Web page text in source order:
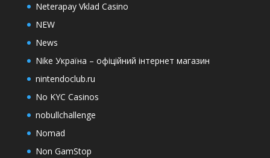
Neterapay Vklad Casino
NEW
News
Nike Україна – офіційний інтернет магазин
nintendoclub.ru
No KYC Casinos
nobullchallenge
Nomad
Non GamStop